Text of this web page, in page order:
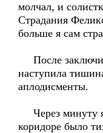
молчал, и
Страдания
больше я сам
После
наступила
аплодисменты.
Через минуту
коридоре было